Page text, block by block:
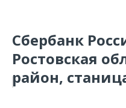
Сбербанк
Ростовская
район,